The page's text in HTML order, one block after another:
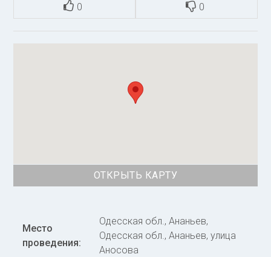
0 0
ОТКРЫТЬ КАРТУ
Место
проведения:
Одесская обл., Ананьев,
Одесская обл., Ананьев, улица
Аносова